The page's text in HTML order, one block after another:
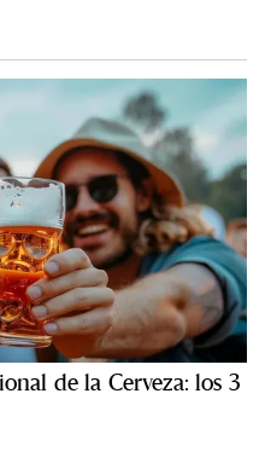
de la Cerveza: los 3